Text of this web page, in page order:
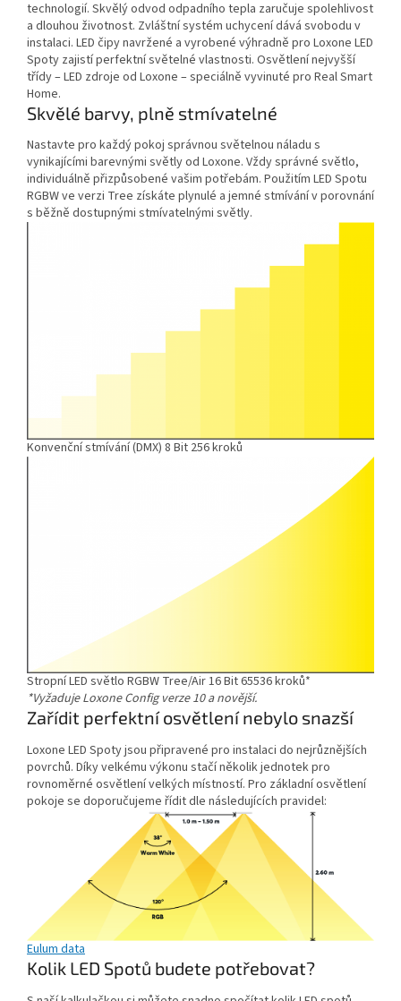
technologií. Skvělý odvod odpadního tepla zaručuje spolehlivost
a dlouhou životnost. Zvláštní systém uchycení dává svobodu v
instalaci. LED čipy navržené a vyrobené výhradně pro Loxone LED
Spoty zajistí perfektní světelné vlastnosti. Osvětlení nejvyšší
třídy – LED zdroje od Loxone – speciálně vyvinuté pro Real Smart
Home.
Skvělé barvy, plně stmívatelné
Nastavte pro každý pokoj správnou světelnou náladu s
vynikajícími barevnými světly od Loxone. Vždy správné světlo,
individuálně přizpůsobené vašim potřebám. Použitím LED Spotu
RGBW ve verzi Tree získáte plynulé a jemné stmívání v porovnání
s běžně dostupnými stmívatelnými světly.
Konvenční stmívání (DMX) 8 Bit 256 kroků
Stropní LED světlo RGBW Tree/Air 16 Bit 65536 kroků*
*Vyžaduje Loxone Config verze 10 a novější.
Zařídit perfektní osvětlení nebylo snazší
Loxone LED Spoty jsou připravené pro instalaci do nejrůznějších
povrchů. Díky velkému výkonu stačí několik jednotek pro
rovnoměrné osvětlení velkých místností. Pro základní osvětlení
pokoje se doporučujeme řídit dle následujících pravidel:
Eulum data
Kolik LED Spotů budete potřebovat?